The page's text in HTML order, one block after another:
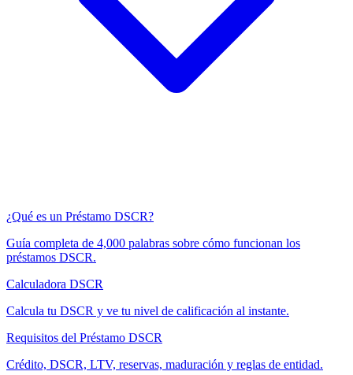
¿Qué es un Préstamo DSCR?
Guía completa de 4,000 palabras sobre cómo funcionan los
préstamos DSCR.
Calculadora DSCR
Calcula tu DSCR y ve tu nivel de calificación al instante.
Requisitos del Préstamo DSCR
Crédito, DSCR, LTV, reservas, maduración y reglas de entidad.